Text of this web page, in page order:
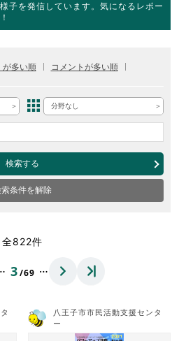
子を発信しています。気になるレポー
が多い順 コメントが多い順
分野なし
検索する
条件を解除
全822件
3/69 …
八王子市市民活動支援センタ
ー